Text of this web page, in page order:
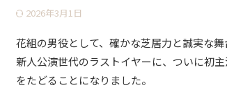
2026年3月1日
花組の男役として、確かな芝居力と誠実な
新人公演世代のラストイヤーに、ついに初
をたどることになりました。